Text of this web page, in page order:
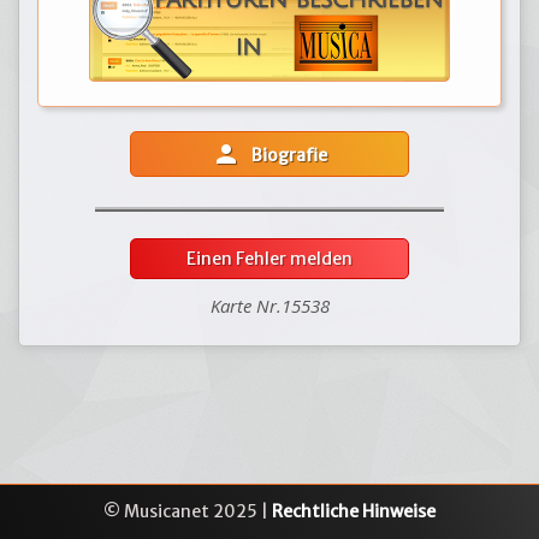
person Biografie
Einen Fehler melden
Karte Nr.15538
© Musicanet 2025 | Rechtliche Hinweise